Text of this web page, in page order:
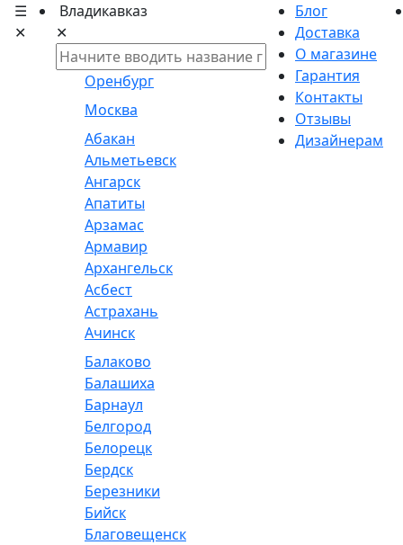
☰
✕
Владикавказ
✕
Оренбург
Москва
Абакан
Альметьевск
Ангарск
Апатиты
Арзамас
Армавир
Архангельск
Асбест
Астрахань
Ачинск
Балаково
Балашиха
Барнаул
Белгород
Белорецк
Бердск
Березники
Бийск
Благовещенск
Блог
Доставка
О магазине
Гарантия
Контакты
Отзывы
Дизайнерам